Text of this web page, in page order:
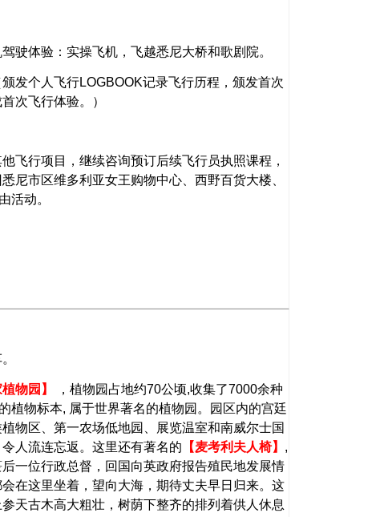
驶体验：实操飞机，飞越悉尼大桥和歌剧院。
发个人飞行LOGBOOK记录飞行历程，颁发首次
次飞行体验。）
飞行项目，继续咨询预订后续飞行员执照课程，
尼市区维多利亚女王购物中心、西野百货大楼、
活动。
植物园】 ，植物园占地约70公顷,收集了7000余种
植物标本, 属于世界著名的植物园。园区内的宫廷
物区、第一农场低地园、展览温室和南威尔士国
人流连忘返。这里还有著名的 【麦考利夫人椅】 ,
一位行政总督，回国向英政府报告殖民地发展情
在这里坐着，望向大海，期待丈夫早日归来。这
天古木高大粗壮，树荫下整齐的排列着供人休息